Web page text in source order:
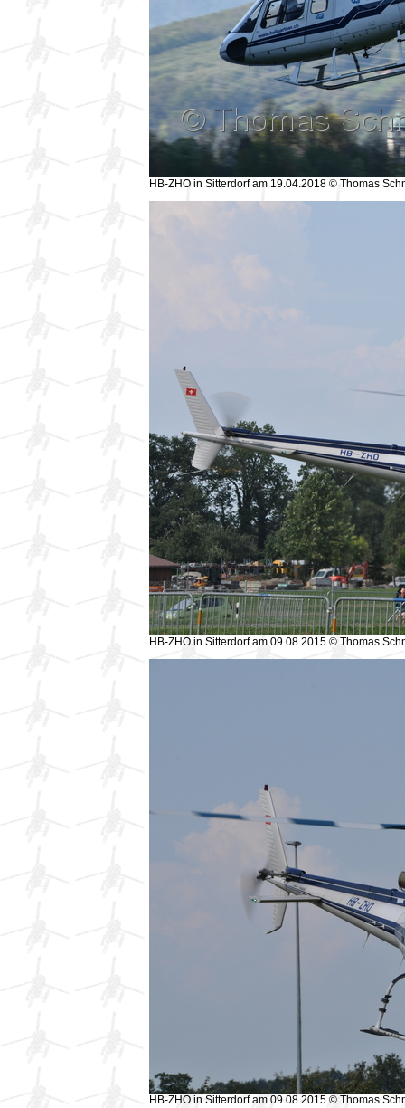
HB-ZHO in Sitterdorf am 19.04.2018 © Thomas
HB-ZHO in Sitterdorf am 09.08.2015 © Thomas
HB-ZHO in Sitterdorf am 09.08.2015 © Thomas